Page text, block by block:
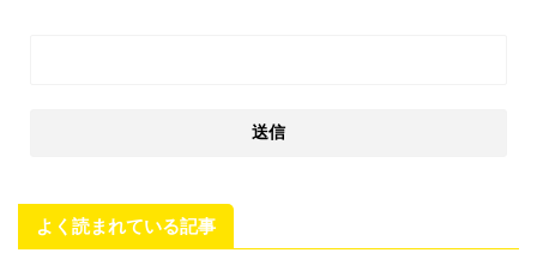
よく読まれている記事